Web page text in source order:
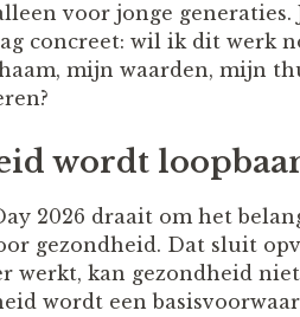
voor jonge
concreet: wil ik dit werk
mijn waarden, mijn
wordt
2026 draait om het
gezondheid. Dat sluit
werkt, kan gezondheid
wordt een